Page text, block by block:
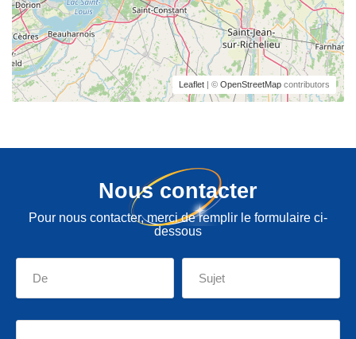
Leaflet | © OpenStreetMap contributors
Nous contacter
Pour nous contacter, merci de remplir le formulaire ci-
dessous